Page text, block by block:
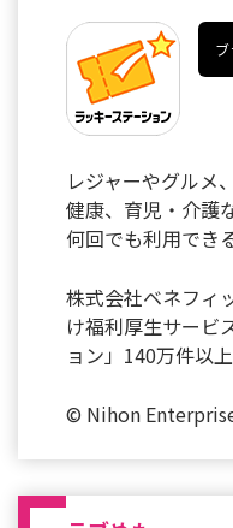
レジャーやグルメ
健康、育児・介護
何回でも利用でき
株式会社ベネフィ
け福利厚生サービ
ョン」140万件以
© Nihon